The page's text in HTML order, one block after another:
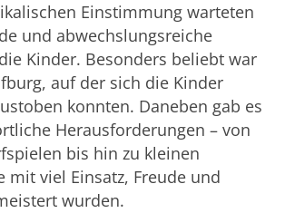
Einstimmung warteten
und abwechslungsreiche
Kinder. Besonders beliebt war
auf der sich die Kinder
konnten. Daneben gab es
Herausforderungen – von
bis hin zu kleinen
mit viel Einsatz, Freude und
wurden.